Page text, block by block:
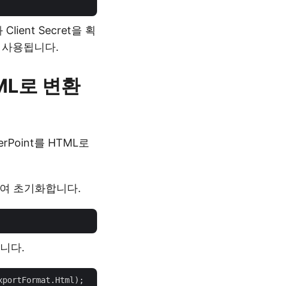
Client Secret을 획
용됩니다.
로 변환
를 HTML로
초기화합니다.
다.